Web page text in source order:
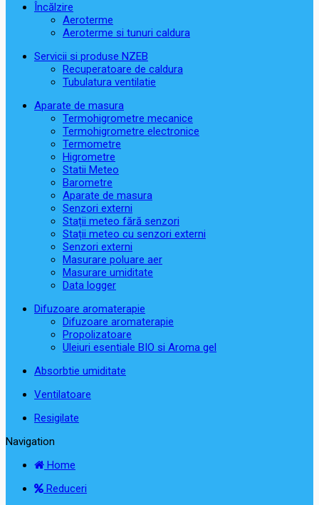
Încălzire
Aeroterme
Aeroterme si tunuri caldura
Servicii si produse NZEB
Recuperatoare de caldura
Tubulatura ventilatie
Aparate de masura
Termohigrometre mecanice
Termohigrometre electronice
Termometre
Higrometre
Statii Meteo
Barometre
Aparate de masura
Senzori externi
Stații meteo fără senzori
Stații meteo cu senzori externi
Senzori externi
Masurare poluare aer
Masurare umiditate
Data logger
Difuzoare aromaterapie
Difuzoare aromaterapie
Propolizatoare
Uleiuri esentiale BIO si Aroma gel
Absorbtie umiditate
Ventilatoare
Resigilate
Navigation
Home
Reduceri